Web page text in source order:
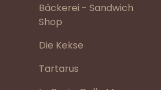
Bäckerei - Sandwich
Shop
Die Kekse
Tartarus